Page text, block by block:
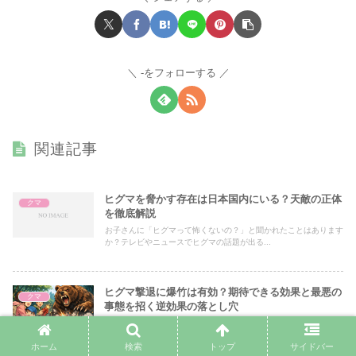
-をフォローする
関連記事
クマ
ヒグマを脅かす存在は日本国内にいる？天敵の正体
を徹底解説
お子さんに「ヒグマって怖くないの？」と聞かれたことはあります
か？テレビやニュースでヒグマの話題が出る...
クマ
ヒグマ撃退に爆竹は有効？期待できる効果と最悪の
事態を招く逆効果の落とし穴
キャンプやハイキング、山菜採りなど、自然を楽しむ機会が増える
と、どうしても心配になるのがヒグマとの遭...
ホーム 検索 トップ サイドバー